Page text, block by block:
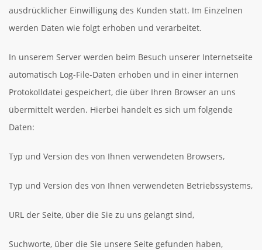
ausdrücklicher Einwilligung des Kunden statt. Im Einzelnen
werden Daten wie folgt erhoben und verarbeitet.
In unserem Server werden beim Besuch unserer Internetseite
automatisch Log-File-Daten erhoben und in einer internen
Protokolldatei gespeichert, die über Ihren Browser an uns
übermittelt werden. Hierbei handelt es sich um folgende
Daten:
Typ und Version des von Ihnen verwendeten Browsers,
Typ und Version des von Ihnen verwendeten Betriebssystems,
URL der Seite, über die Sie zu uns gelangt sind,
Suchworte, über die Sie unsere Seite gefunden haben,